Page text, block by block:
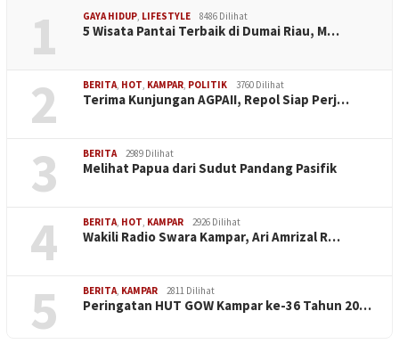
1 GAYA HIDUP, LIFESTYLE 8486 Dilihat
5 Wisata Pantai Terbaik di Dumai Riau, M…
2 BERITA, HOT, KAMPAR, POLITIK 3760 Dilihat
Terima Kunjungan AGPAII, Repol Siap Perj…
3 BERITA 2989 Dilihat
Melihat Papua dari Sudut Pandang Pasifik
4 BERITA, HOT, KAMPAR 2926 Dilihat
Wakili Radio Swara Kampar, Ari Amrizal R…
5 BERITA, KAMPAR 2811 Dilihat
Peringatan HUT GOW Kampar ke-36 Tahun 20…